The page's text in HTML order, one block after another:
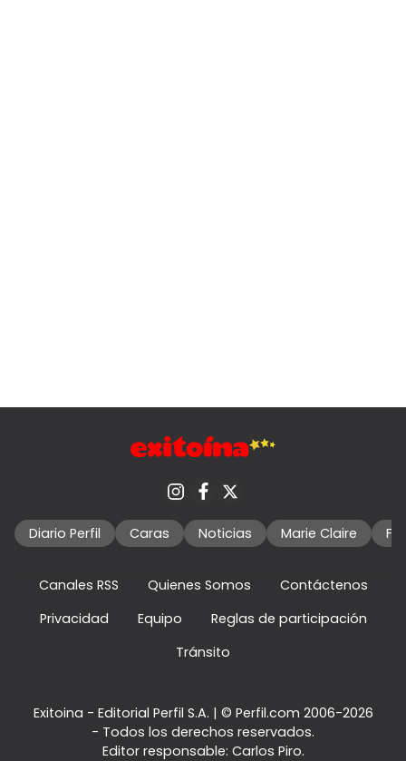
Diario Perfil Caras Noticias Marie Claire
Canales RSS Quienes Somos
Contáctenos
Privacidad
Equipo
Reglas de participación
Tránsito
Exitoina - Editorial Perfil S.A. | © Perfil.com 2006-2026
- Todos los derechos reservados.
Editor responsable: Carlos Piro.